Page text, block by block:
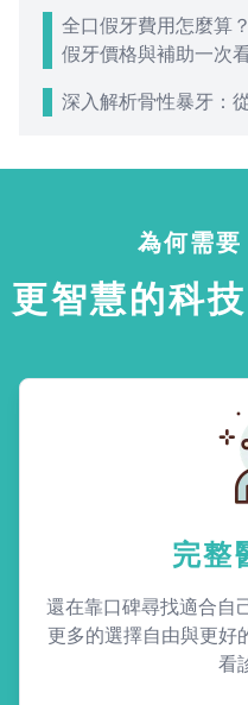
全口假牙費用怎麼算
假牙價格與補助一次
深入解析骨性暴牙：
為何需
更智慧的科
完整
還在靠口碑尋找適合自
更多的選擇自由與更好
看